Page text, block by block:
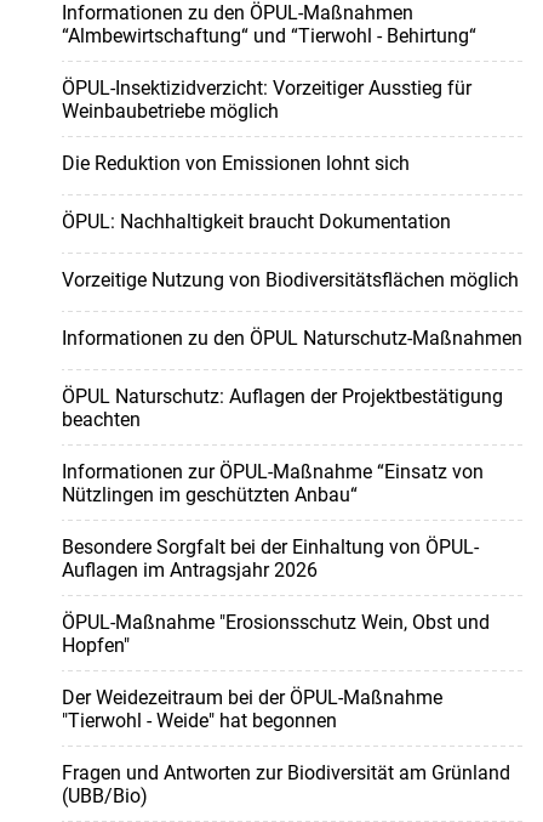
Informationen zu den ÖPUL-Maßnahmen
“Almbewirtschaftung“ und “Tierwohl - Behirtung“
ÖPUL-Insektizidverzicht: Vorzeitiger Ausstieg für
Weinbaubetriebe möglich
Die Reduktion von Emissionen lohnt sich
ÖPUL: Nachhaltigkeit braucht Dokumentation
Vorzeitige Nutzung von Biodiversitätsflächen möglich
Informationen zu den ÖPUL Naturschutz-Maßnahmen
ÖPUL Naturschutz: Auflagen der Projektbestätigung
beachten
Informationen zur ÖPUL-Maßnahme “Einsatz von
Nützlingen im geschützten Anbau“
Besondere Sorgfalt bei der Einhaltung von ÖPUL-
Auflagen im Antragsjahr 2026
ÖPUL-Maßnahme "Erosionsschutz Wein, Obst und
Hopfen"
Der Weidezeitraum bei der ÖPUL-Maßnahme
"Tierwohl - Weide" hat begonnen
Fragen und Antworten zur Biodiversität am Grünland
(UBB/Bio)